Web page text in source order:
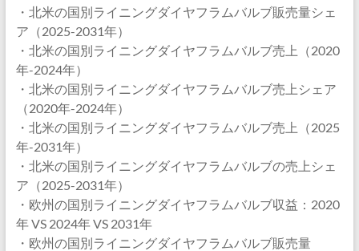
・北米の国別ライニングダイヤフラムバルブ販売量シェ
ア（2025-2031年）
・北米の国別ライニングダイヤフラムバルブ売上（2020
年-2024年）
・北米の国別ライニングダイヤフラムバルブ売上シェア
（2020年-2024年）
・北米の国別ライニングダイヤフラムバルブ売上（2025
年-2031年）
・北米の国別ライニングダイヤフラムバルブの売上シェ
ア（2025-2031年）
・欧州の国別ライニングダイヤフラムバルブ収益：2020
年 VS 2024年 VS 2031年
・欧州の国別ライニングダイヤフラムバルブ販売量